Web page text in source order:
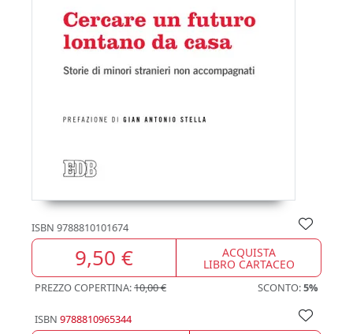
ISBN 9788810101674
9,50 € ACQUISTA
LIBRO CARTACEO
PREZZO COPERTINA:10,00 € SCONTO:5%
ISBN 9788810965344